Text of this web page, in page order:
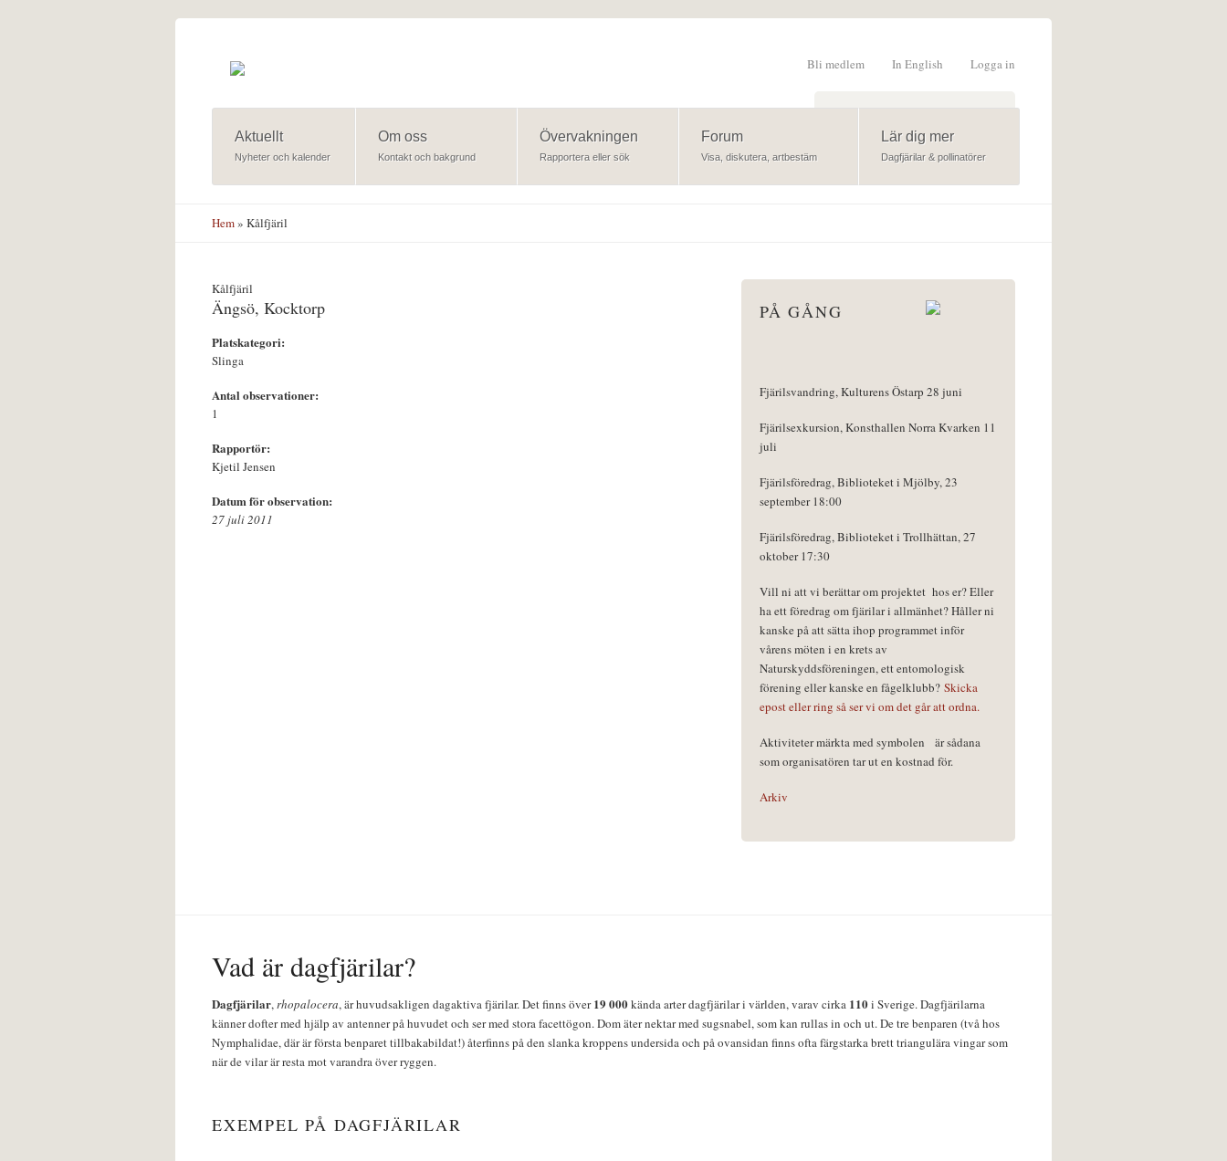
Logga in
In English
Bli medlem
Sökformulär
Aktuellt
Nyheter och kalender
Om oss
Kontakt och bakgrund
Övervakningen
Rapportera eller sök
Forum
Visa, diskutera, artbestäm
Lär dig mer
Dagfjärilar & pollinatörer
Hem» Kålfjäril
Kålfjäril
Ängsö, Kocktorp
Platskategori:
Slinga
Antal observationer:
1
Rapportör:
Kjetil Jensen
Datum för observation:
27 juli 2011
PÅ GÅNG
Fjärilsvandring, Kulturens Östarp 28 juni
Fjärilsexkursion, Konsthallen Norra Kvarken 11
juli
Fjärilsföredrag, Biblioteket i Mjölby, 23
september 18:00
Fjärilsföredrag, Biblioteket i Trollhättan, 27
oktober 17:30
Vill ni att vi berättar om projektet hos er? Eller
ha ett föredrag om fjärilar i allmänhet? Håller ni
kanske på att sätta ihop programmet inför
vårens möten i en krets av
Naturskyddsföreningen, ett entomologisk
förening eller kanske en fågelklubb? Skicka
epost eller ring så ser vi om det går att ordna.
Aktiviteter märkta med symbolen
är sådana
som organisatören tar ut en kostnad för.
Arkiv
Vad är dagfjärilar?
Dagfjärilar,rhopalocera, är huvudsakligen dagaktiva fjärilar. Det finns över19 000kända arter dagfjärilar i världen, varav cirka 110i Sverige. Dagfjärilarna
känner dofter med hjälp av antenner på huvudet och ser med stora facettögon. Dom äter nektar med sugsnabel, som kan rullas in och ut. De tre benparen (två hos
Nymphalidae, där är första benparet tillbakabildat!) återfinns på den slanka kroppens undersida och på ovansidan finns ofta färgstarka brett triangulära vingar som
när de vilar är resta mot varandra över ryggen.
EXEMPEL PÅ DAGFJÄRILAR